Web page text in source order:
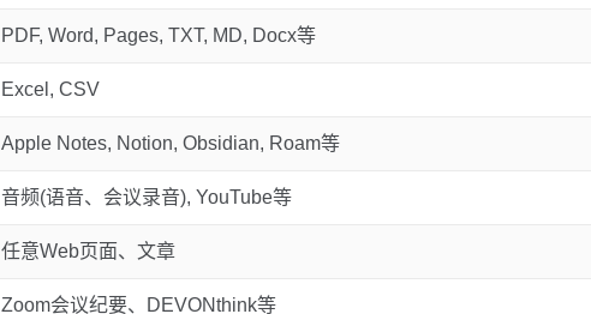
PDF, Word, Pages, TXT, MD, Docx等
Excel, CSV
Apple Notes, Notion, Obsidian, Roam等
音频(语音、会议录音), YouTube等
任意Web页面、文章
Zoom会议纪要、DEVONthink等